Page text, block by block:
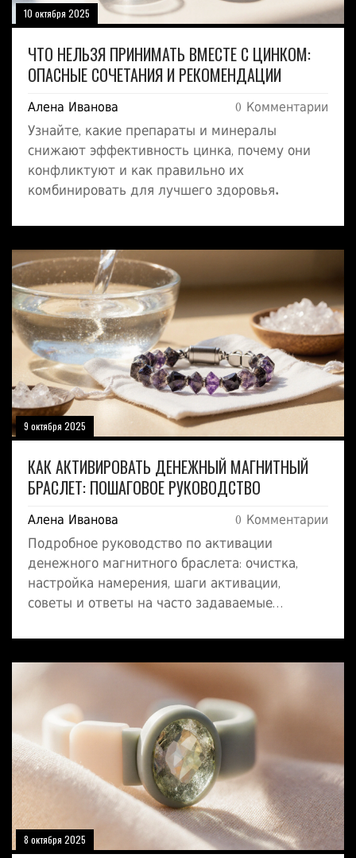
10 октября 2025
ЧТО НЕЛЬЗЯ ПРИНИМАТЬ ВМЕСТЕ С ЦИНКОМ:
ОПАСНЫЕ СОЧЕТАНИЯ И РЕКОМЕНДАЦИИ
Алена Иванова 0 Комментарии
Узнайте, какие препараты и минералы
снижают эффективность цинка, почему они
конфликтуют и как правильно их
комбинировать для лучшего здоровья.
9 октября 2025
КАК АКТИВИРОВАТЬ ДЕНЕЖНЫЙ МАГНИТНЫЙ
БРАСЛЕТ: ПОШАГОВОЕ РУКОВОДСТВО
Алена Иванова 0 Комментарии
Подробное руководство по активации
денежного магнитного браслета: очистка,
настройка намерения, шаги активации,
советы и ответы на часто задаваемые
8 октября 2025